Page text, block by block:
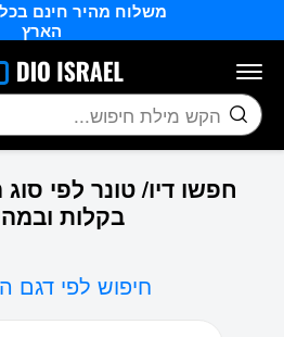
משלוח מהיר חינם
הארץ
חיפוש
חפשו דיו/ טונר לפי
בקלות
חיפוש לפי דגם